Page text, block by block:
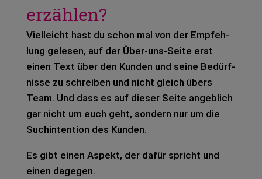
erzählen?
Viel­leicht hast du schon mal von der Emp­feh­
lung gele­sen, auf der Über-uns-Seite erst
einen Text über den Kun­den und seine Bedürf­
nis­se zu schrei­ben und nicht gleich übers
Team. Und dass es auf die­ser Seite angeb­lich
gar nicht um euch geht, son­dern nur um die
Such­in­ten­ti­on des Kun­den.
Es gibt einen Aspekt, der dafür spricht und
einen dage­gen.